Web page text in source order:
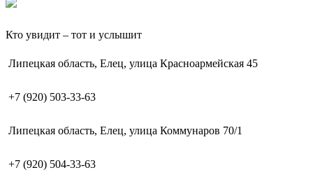
Кто увидит – тот и услышит
Липецкая область, Елец, улица Красноармейская 45
+7 (920) 503-33-63
Липецкая область, Елец, улица Коммунаров 70/1
+7 (920) 504-33-63